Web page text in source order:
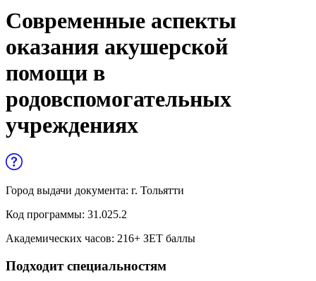
медицине
науки
Образование и педагогические науки
Социология и социальная работа
и служащих
История и археология
Психологические науки
Техносферная безопасность и ОТ
Современные аспекты
оказания акушерской
помощи в
родовспомогательных
учреждениях
Город выдачи документа: г. Тольятти
Код программы: 31.025.2
Академических часов: 216+ ЗЕТ баллы
Подходит специальностям